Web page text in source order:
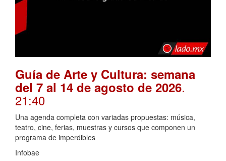
Guía de Arte y Cultura: semana
del 7 al 14 de agosto de 2026.
21:40
Una agenda completa con variadas propuestas: música,
teatro, cine, ferias, muestras y cursos que componen un
programa de imperdibles
Infobae